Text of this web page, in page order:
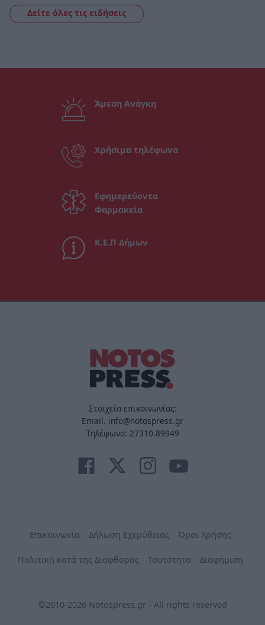
Δείτε όλες τις ειδήσεις
Άμεση Ανάγκη
Χρήσιμα τηλέφωνα
Εφημερεύοντα
Φαρμακεία
Κ.Ε.Π Δήμων
Στοιχεία επικοινωνίας:
Email. info@notospress.gr
Τηλέφωνο: 27310.89949
Επικοινωνία Δήλωση Εχεμύθειας Όροι Χρήσης
Πολιτική κατά της Διαφθοράς Ταυτότητα Διαφήμιση
©2010-2026 Notospress.gr - All rights reserved